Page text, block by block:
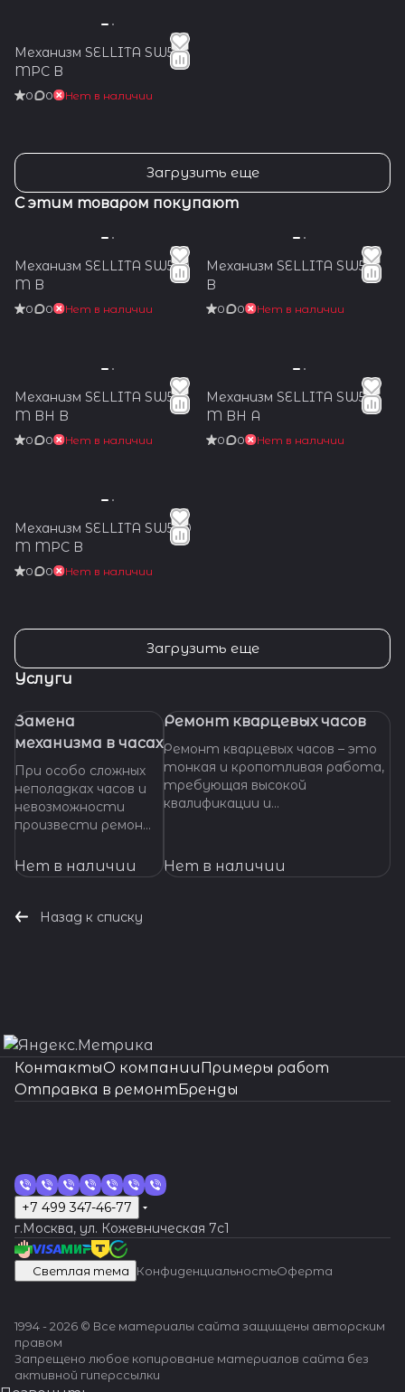
Механизм SELLITA SW510
MPC B
0 0 Нет в наличии
Загрузить еще
С этим товаром покупают
Механизм SELLITA SW530
M B
0 0 Нет в наличии
Механизм SELLITA SW532
B
0 0 Нет в наличии
Механизм SELLITA SW510
M BH B
0 0 Нет в наличии
Механизм SELLITA SW510
M BH A
0 0 Нет в наличии
Механизм SELLITA SW500
M MPC B
0 0 Нет в наличии
Загрузить еще
Услуги
Замена
механизма в часах
При особо сложных
неполадках часов и
невозможности
произвести ремонт
деталей,
требуется замена
готовы оказать
Нет в наличии
Ремонт кварцевых часов
Ремонт кварцевых часов – это
тонкая и кропотливая работа,
требующая высокой
квалификации и
кварцевые часы нуждаются в
ремонте, важно доверить их
Нет в наличии
Назад к списку
КонтактыО компанииПримеры работ
Отправка в ремонтБренды
+7 499 347-46-77
г.Москва, ул. Кожевническая 7c1
Светлая тема КонфиденциальностьОферта
1994 - 2026 © Все материалы сайта защищены авторским
правом
Запрещено любое копирование материалов сайта без
активной гиперссылки